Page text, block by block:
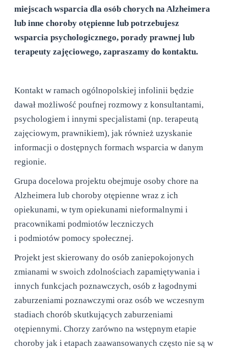
miejscach wsparcia dla osób chorych na Alzheimera
lub inne choroby otępienne lub potrzebujesz
wsparcia psychologicznego, porady prawnej lub
terapeuty zajęciowego, zapraszamy do kontaktu.
Kontakt w ramach ogólnopolskiej infolinii będzie
dawał możliwość poufnej rozmowy z konsultantami,
psychologiem i innymi specjalistami (np. terapeutą
zajęciowym, prawnikiem), jak również uzyskanie
informacji o dostępnych formach wsparcia w danym
regionie.
Grupa docelowa projektu obejmuje osoby chore na
Alzheimera lub choroby otępienne wraz z ich
opiekunami, w tym opiekunami nieformalnymi i
pracownikami podmiotów leczniczych
i podmiotów pomocy społecznej.
Projekt jest skierowany do osób zaniepokojonych
zmianami w swoich zdolnościach zapamiętywania i
innych funkcjach poznawczych, osób z łagodnymi
zaburzeniami poznawczymi oraz osób we wczesnym
stadiach chorób skutkujących zaburzeniami
otępiennymi. Chorzy zarówno na wstępnym etapie
choroby jak i etapach zaawansowanych często nie są w